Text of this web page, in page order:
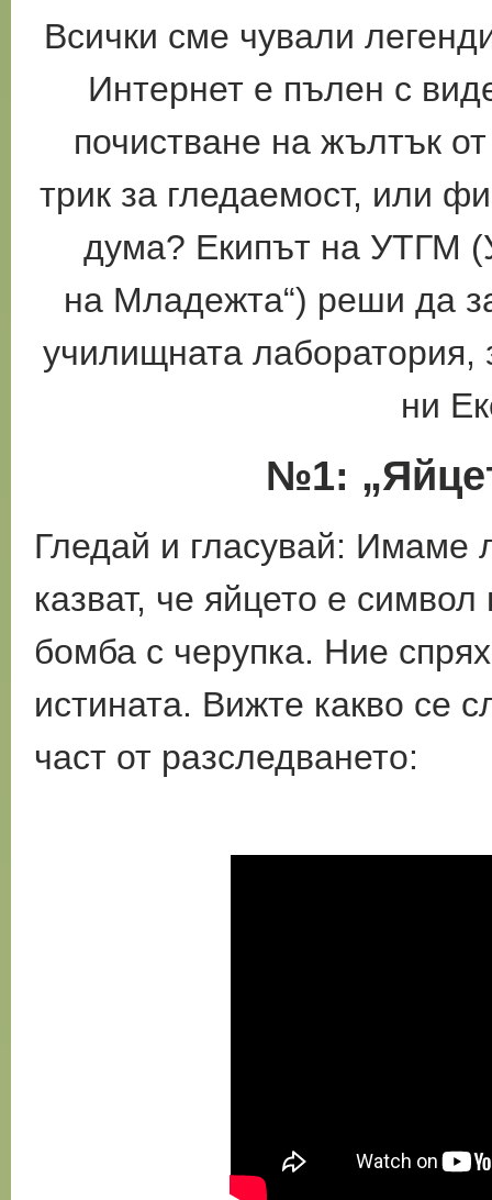
Всички сме чували
Интернет е пълен с
почистване на жълтък
трик за гледаемост, или
дума? Екипът на УТГМ
на Младежта“) реши да
училищнаталаборатория,
ни
№1:
Гледай и гласувай:
казват, че яйцето е
бомба с черупка. Ние
истината. Вижте какво се
част от разследването: